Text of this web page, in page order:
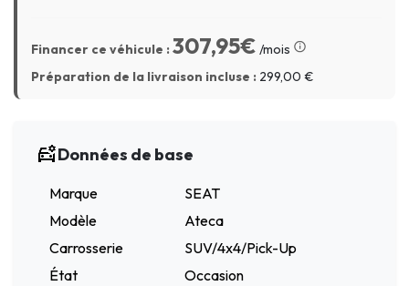
Financer ce véhicule :307,95€ /mois
Préparation de la livraison incluse : 299,00 €
Données de base
Marque
SEAT
Modèle
Ateca
Carrosserie
SUV/4x4/Pick-Up
État
Occasion